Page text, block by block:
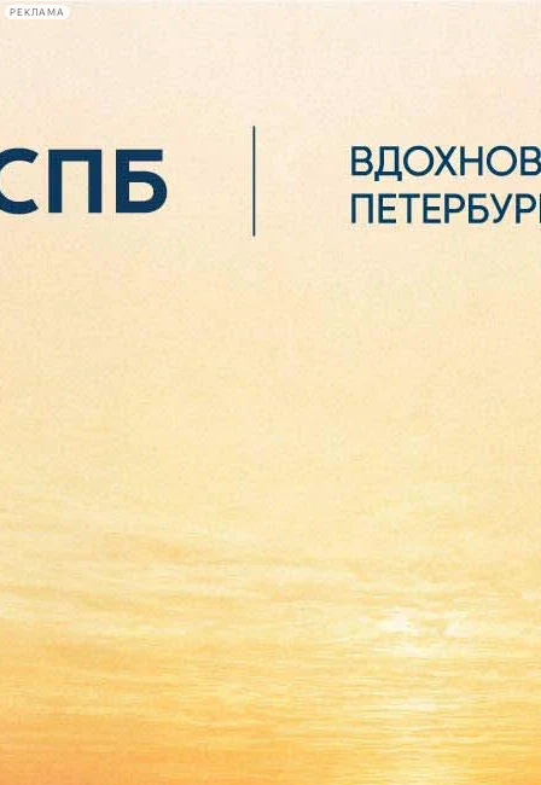
РЕКЛАМА
Сегодня:
2026.08.07
02:57
Минкульт связал провал
«Гурвинека» с
«последовательными и
грубейшими ошибками»
продюсеров